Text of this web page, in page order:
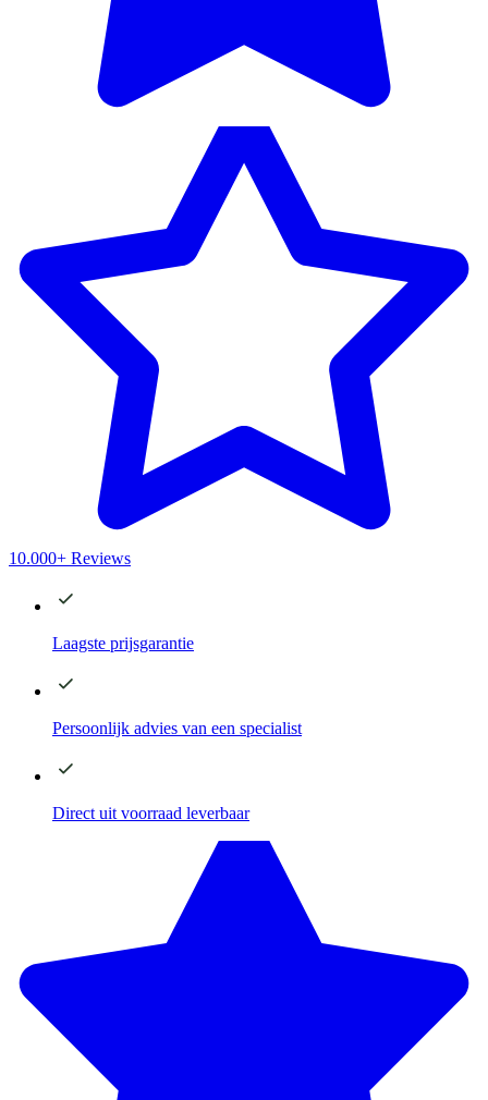
10.000+ Reviews
Laagste prijsgarantie
Persoonlijk advies van een specialist
Direct uit voorraad leverbaar